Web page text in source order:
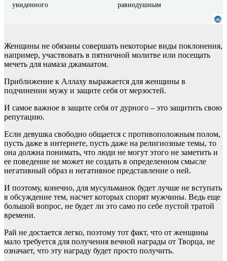
увиденного
равнодушным
Женщины не обязаны совершать некоторые виды поклонения,
например, участвовать в пятничной молитве или посещать
мечеть для намаза джамаатом.
Приближение к Аллаху выражается для женщины в
подчинении мужу и защите себя от мерзостей.
И самое важное в защите себя от дурного – это защитить свою
репутацию.
Если девушка свободно общается с противоположным полом,
пусть даже в интернете, пусть даже на религиозные темы, то
она должна понимать, что люди не могут этого не заметить и
ее поведение не может не создать в определенном смысле
негативный образ и негативное представление о ней.
И поэтому, конечно, для мусульманок будет лучше не вступать
в обсуждение тем, насчет которых спорят мужчины. Ведь еще
большой вопрос, не будет ли это само по себе пустой тратой
времени.
Рай не достается легко, поэтому тот факт, что от женщины
мало требуется для получения вечной награды от Творца, не
означает, что эту награду будет просто получить.